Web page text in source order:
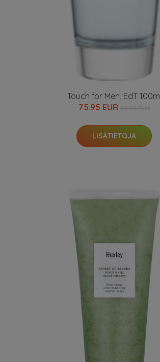
Touch for Men, EdT 100ml
75.95 EUR
LISÄTIETOJA